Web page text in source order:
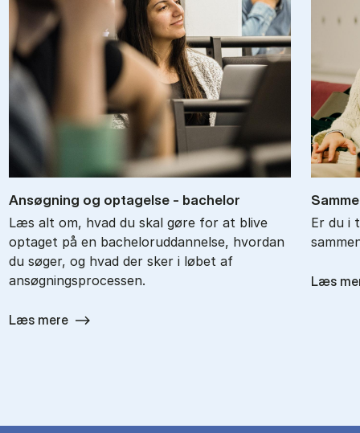
An­søg­ning og op­ta­gel­se - ba­chel­or
Læs alt om, hvad du skal gøre for at blive
optaget på en bacheloruddannelse, hvordan
du søger, og hvad der sker i løbet af
ansøgningsprocessen.
Læs mere
Er du i
Læs